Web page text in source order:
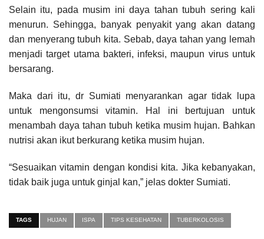
Selain itu, pada musim ini daya tahan tubuh sering kali
menurun. Sehingga, banyak penyakit yang akan datang
dan menyerang tubuh kita. Sebab, daya tahan yang lemah
menjadi target utama bakteri, infeksi, maupun virus untuk
bersarang.
Maka dari itu, dr Sumiati menyarankan agar tidak lupa
untuk mengonsumsi vitamin. Hal ini bertujuan untuk
menambah daya tahan tubuh ketika musim hujan. Bahkan
nutrisi akan ikut berkurang ketika musim hujan.
“Sesuaikan vitamin dengan kondisi kita. Jika kebanyakan,
tidak baik juga untuk ginjal kan,” jelas dokter Sumiati.
TAGS HUJAN ISPA TIPS KESEHATAN TUBERKOLOSIS